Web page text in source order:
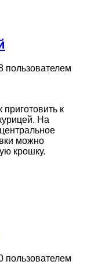
пользователем
к
На
можно
крошку.
пользователем